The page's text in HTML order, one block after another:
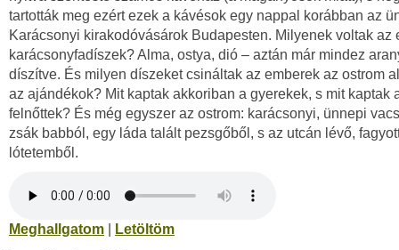
tartották meg ezért ezek a kávésok egy nappal korábban az
Karácsonyi kirakodóvásárok Budapesten. Milyenek voltak az
karácsonyfadíszek? Alma, ostya, dió – aztán már mindez
díszítve. És milyen díszeket csináltak az emberek az ostrom
az ajándékok? Mit kaptak akkoriban a gyerekek, s mit kaptak
felnőttek? És még egyszer az ostrom: karácsonyi, ünnepi
zsák babból, egy láda talált pezsgőből, s az utcán lévő,
lótetemből.
Meghallgatom
Letöltöm